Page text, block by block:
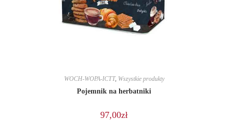
WOCH-WOPA-ICTT, Wszystkie produkty
Pojemnik na herbatniki
97,00zł